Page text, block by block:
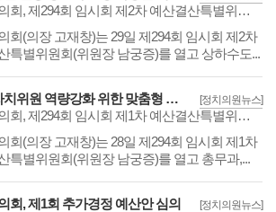
태백시의회, 제294회 임시회 제2차 예산결산특별위원회 개최
회(의장 고재창)는 29일 제294회 임시회 제2차
특별위원회(위원장 남궁증)를 열고 상하수도...
[정치의원뉴스]
“주민자치위원 역량강화 위한 맞춤형 교육 필요”
태백시의회, 제294회 임시회 제1차 예산결산특별위원회 개최
회(의장 고재창)는 28일 제294회 임시회 제1차
특별위원회(위원장 남궁증)를 열고 총무과,...
[정치의원뉴스]
회, 제1회 추가경정 예산안 심의